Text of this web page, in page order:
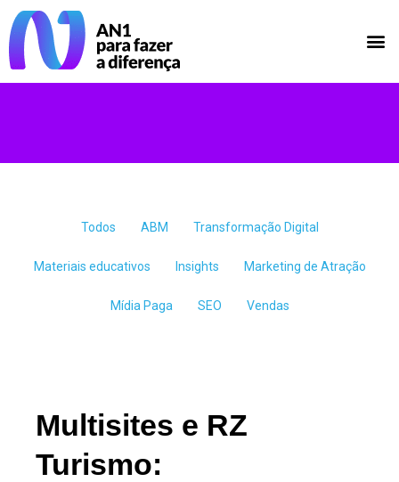
Todos ABM Transformação Digital
Materiais educativos Insights Marketing de Atração
Mídia Paga SEO Vendas
Multisites e RZ
Turismo: